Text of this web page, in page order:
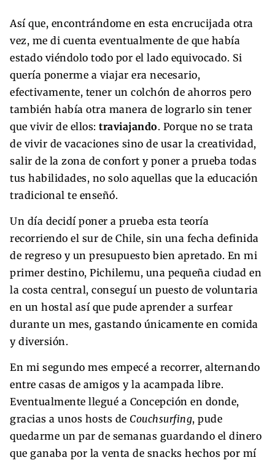
Así que, encontrándome en esta encrucijada otra
vez, me di cuenta eventualmente de que había
estado viéndolo todo por el lado equivocado. Si
quería ponerme a viajar era necesario,
efectivamente, tener un colchón de ahorros pero
también había otra manera de lograrlo sin tener
que vivir de ellos: traviajando. Porque no se trata
de vivir de vacaciones sino de usar la creatividad,
salir de la zona de confort y poner a prueba todas
tus habilidades, no solo aquellas que la educación
tradicional te enseñó.
Un día decidí poner a prueba esta teoría
recorriendo el sur de Chile, sin una fecha definida
de regreso y un presupuesto bien apretado. En mi
primer destino, Pichilemu, una pequeña ciudad en
la costa central, conseguí un puesto de voluntaria
en un hostal así que pude aprender a surfear
durante un mes, gastando únicamente en comida
y diversión.
En mi segundo mes empecé a recorrer, alternando
entre casas de amigos y la acampada libre.
Eventualmente llegué a Concepción en donde,
gracias a unos hosts de Couchsurfing, pude
quedarme un par de semanas guardando el dinero
que ganaba por la venta de snacks hechos por mí